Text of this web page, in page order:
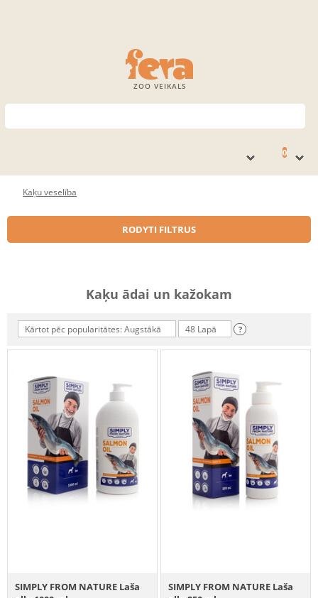
ZOO VEIKALS
0
Kaķu veselība
RODYTI FILTRUS
Kaķu ādai un kažokam
Kārtot pēc popularitātes: Augstākā 48 Lapā ?
SIMPLY FROM NATURE Laša
SIMPLY FROM NATURE Laša